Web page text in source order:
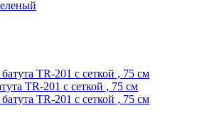
TR-201 c сеткой , 75 см